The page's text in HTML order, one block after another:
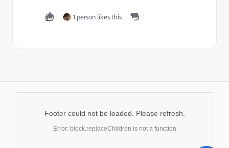
1 person likes this
Footer could not be loaded. Please refresh.
Error: block.replaceChildren is not a function